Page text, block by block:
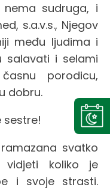
nema sudruga, i
s.a.v.s., Njegov
među ljudima i
salavati i selami
porodicu,
dobru.
sestre!
svatko
koliko je
i svoje strasti.